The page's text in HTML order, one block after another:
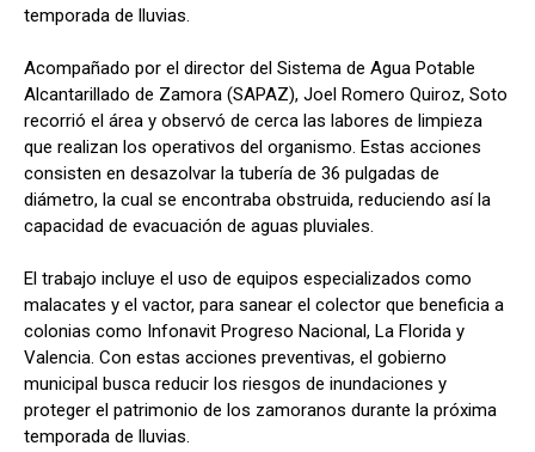
temporada de lluvias.
Acompañado por el director del Sistema de Agua Potable
Alcantarillado de Zamora (SAPAZ), Joel Romero Quiroz, Soto
recorrió el área y observó de cerca las labores de limpieza
que realizan los operativos del organismo. Estas acciones
consisten en desazolvar la tubería de 36 pulgadas de
diámetro, la cual se encontraba obstruida, reduciendo así la
capacidad de evacuación de aguas pluviales.
El trabajo incluye el uso de equipos especializados como
malacates y el vactor, para sanear el colector que beneficia a
colonias como Infonavit Progreso Nacional, La Florida y
Valencia. Con estas acciones preventivas, el gobierno
municipal busca reducir los riesgos de inundaciones y
proteger el patrimonio de los zamoranos durante la próxima
temporada de lluvias.